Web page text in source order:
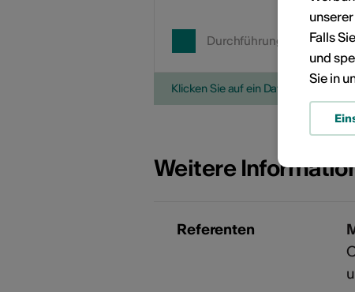
Durchführungsdatum
Klicken Sie auf ein Datum, um die
Weitere
Referenten
Falls
und
Sie in